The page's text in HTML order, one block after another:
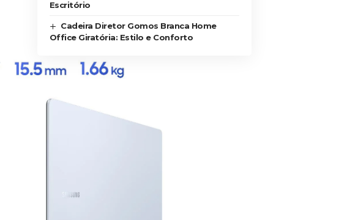
Escritório
Cadeira Diretor Gomos Branca Home
Office Giratória: Estilo e Conforto